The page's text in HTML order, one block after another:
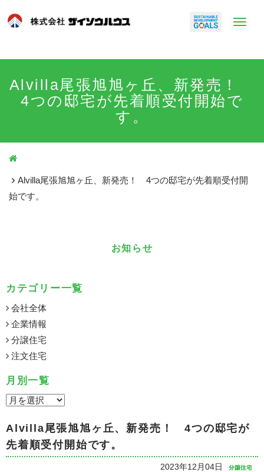
メ
ュ
Alvilla尾張旭旭ヶ丘、新発売！
4つの邸宅が先着順受付開始で
す。
Alvilla尾張旭旭ヶ丘、新発売！ 4つの邸宅が先着順受付開
始です。
お知らせ
カテゴリー一覧
会社全体
企業情報
分譲住宅
注文住宅
月別一覧
Alvilla尾張旭旭ヶ丘、新発売！ 4つの邸宅が
先着順受付開始です。
2023年12月04日